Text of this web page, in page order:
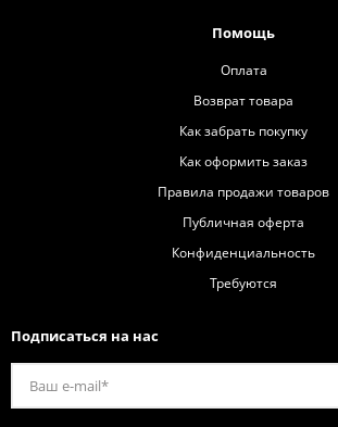
Помощь
Оплата
Возврат товара
Как забрать покупку
Как оформить заказ
Правила продажи товаров
Публичная оферта
Конфиденциальность
Требуются
Подписаться на нас